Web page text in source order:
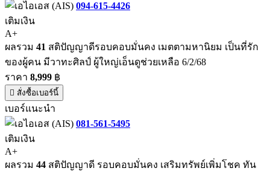
094-615-4426
เติมเงิน
A+
ผลรวม 41 สติปัญญาดีรอบคอบมั่นคง เมตตามหานิยม เป็นที่รัก
ของผู้คน มีวาทะศิลป์ ผู้ใหญ่เอ็นดูช่วยเหลือ 6/2/68
ราคา 8,999 ฿
สั่งซื้อเบอร์นี้
เบอร์แนะนำ
081-561-5495
เติมเงิน
A+
ผลรวม 44 สติปัญญาดี รอบคอบมั่นคง เสริมทรัพย์เพิ่มโชค ทัน